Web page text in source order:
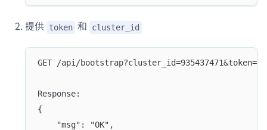
提供 token 和 cluster_id
GET /api/
Response:
{
	"msg": "OK",